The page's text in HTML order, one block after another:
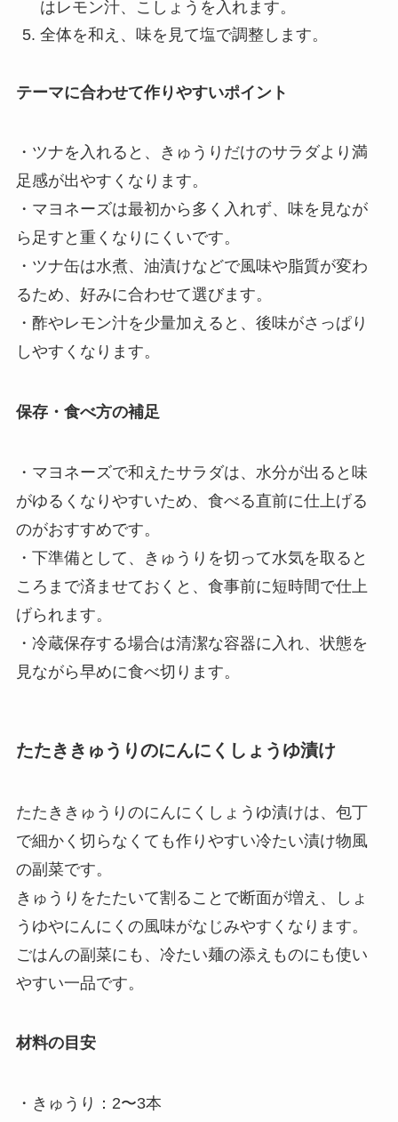
はレモン汁、こしょうを入れます。
全体を和え、味を見て塩で調整します。
テーマに合わせて作りやすいポイント
・ツナを入れると、きゅうりだけのサラダより満
足感が出やすくなります。
・マヨネーズは最初から多く入れず、味を見なが
ら足すと重くなりにくいです。
・ツナ缶は水煮、油漬けなどで風味や脂質が変わ
るため、好みに合わせて選びます。
・酢やレモン汁を少量加えると、後味がさっぱり
しやすくなります。
保存・食べ方の補足
・マヨネーズで和えたサラダは、水分が出ると味
がゆるくなりやすいため、食べる直前に仕上げる
のがおすすめです。
・下準備として、きゅうりを切って水気を取ると
ころまで済ませておくと、食事前に短時間で仕上
げられます。
・冷蔵保存する場合は清潔な容器に入れ、状態を
見ながら早めに食べ切ります。
たたききゅうりのにんにくしょうゆ漬け
たたききゅうりのにんにくしょうゆ漬けは、包丁
で細かく切らなくても作りやすい冷たい漬け物風
の副菜です。
きゅうりをたたいて割ることで断面が増え、しょ
うゆやにんにくの風味がなじみやすくなります。
ごはんの副菜にも、冷たい麺の添えものにも使い
やすい一品です。
材料の目安
・きゅうり：2〜3本